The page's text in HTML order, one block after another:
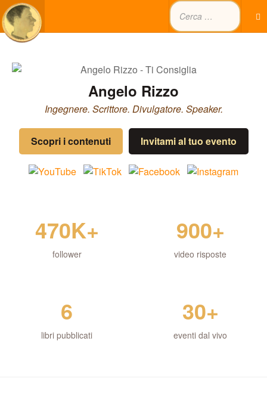
Angelo Rizzo
Ingegnere. Scrittore. Divulgatore. Speaker.
Scopri i contenuti Invitami al tuo evento
470K+
follower
900+
video risposte
6
libri pubblicati
30+
eventi dal vivo